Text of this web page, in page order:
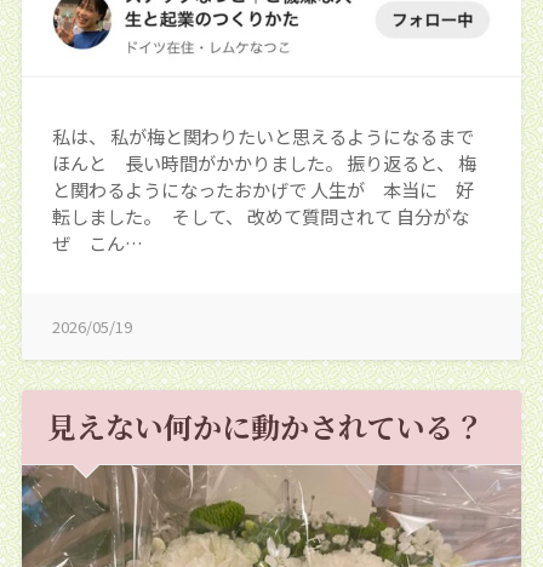
私は、 私が梅と関わりたいと思えるようになるまで
ほんと 長い時間がかかりました。 振り返ると、 梅
と関わるようになったおかげで 人生が 本当に 好
転しました。 そして、 改めて質問されて 自分がな
ぜ こん…
2026/05/19
見えない何かに動かされている？